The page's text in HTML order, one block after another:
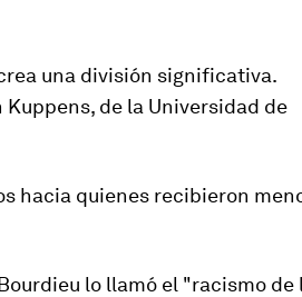
una división significativa.
de la Universidad de
hacia quienes recibieron
lo llamó el "racismo de